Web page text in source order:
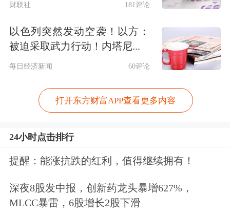
交易。但我们认为，所谓沥青生产原料
收紧的逻辑缺乏现实支撑。事件发生
后，市场并未出现激进采购，原料贴水
也未出现大幅溢价，整体保持相对稳
定，甚至其他替代原油也未见集中采购
现象，这说明地方炼厂在中短期内原料
供应并无明显缺口。
从历史经验来看，国内最终并未因原料
短缺而长期停产导致供应紧张，原料偏
紧作为价格上涨的驱动因素并不稳固。
财联社 181评论
以色列突然发动空袭！以方：
被迫采取武力行动！内塔尼...
每日经济新闻 60评论
打开东方财富APP查看更多内容
24小时点击排行
提醒：能涨抗跌的红利，值得继续拥有！
深夜8股发中报，创新药龙头暴增627%，
MLCC暴雷，6股增长2股下滑